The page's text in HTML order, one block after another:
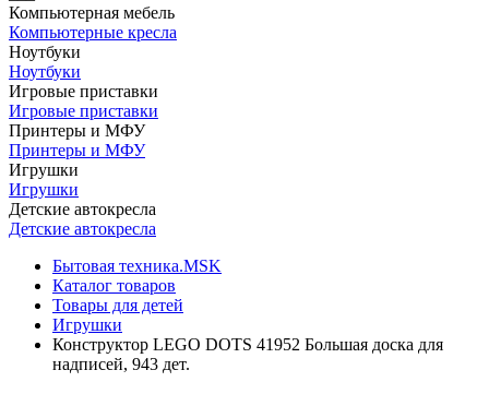
Компьютерная мебель
Компьютерные кресла
Ноутбуки
Ноутбуки
Игровые приставки
Игровые приставки
Принтеры и МФУ
Принтеры и МФУ
Игрушки
Игрушки
Детские автокресла
Детские автокресла
Бытовая техника.MSK
Каталог товаров
Товары для детей
Игрушки
Конструктор LEGO DOTS 41952 Большая доска для
надписей, 943 дет.